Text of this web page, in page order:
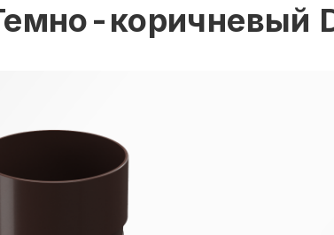
коричневый